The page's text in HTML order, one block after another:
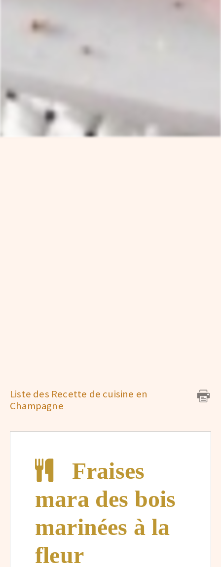
Liste des Recette de cuisine en
Champagne
Fraises
mara des bois
marinées à la
fleur